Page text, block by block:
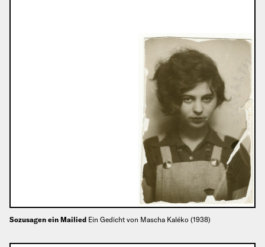
Sozusagen ein Mailied Ein Gedicht von Mascha Kaléko (1938)